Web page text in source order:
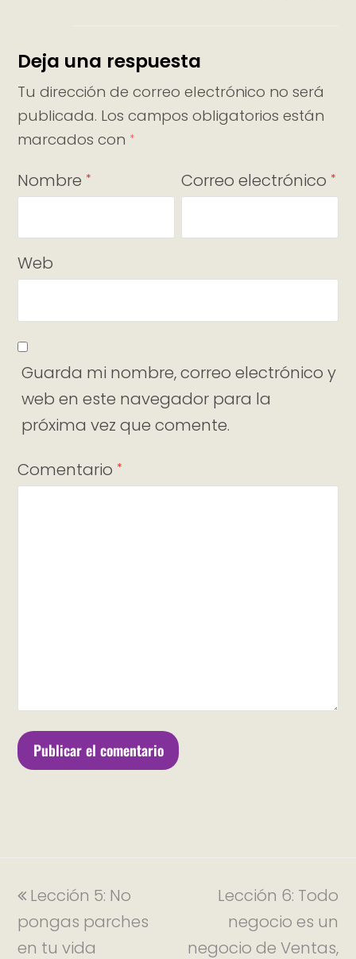
Deja una respuesta
Tu dirección de correo electrónico no será
publicada. Los campos obligatorios están
marcados con *
Nombre * Correo electrónico *
Web
Guarda mi nombre, correo electrónico y
web en este navegador para la
próxima vez que comente.
Comentario *
Lección 5: No
pongas parches
en tu vida
Lección 6: Todo
negocio es un
negocio de Ventas,